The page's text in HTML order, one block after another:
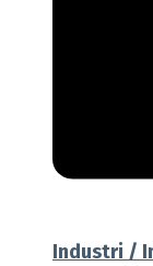
Industri /